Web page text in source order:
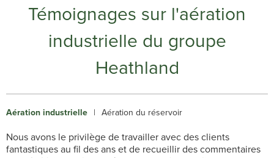
Témoignages sur l'aération
industrielle du groupe
Heathland
Aération industrielle | Aération du réservoir
Nous avons le privilège de travailler avec des clients
fantastiques au fil des ans et de recueillir des commentaires